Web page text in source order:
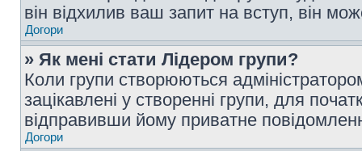
він відхилив ваш запит на вступ, він
Догори
» Як мені стати Лідером групи?
Коли групи створюються
зацікавлені у створенні групи, для
відправивши йому приватне
Догори